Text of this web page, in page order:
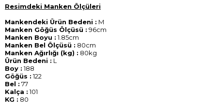
Resimdeki Manken Ölçüleri
Mankendeki Ürün Bedeni : M
Manken Göğüs Ölçüsü : 96cm
Manken Boyu :1.85cm
Manken Bel Ölçüsü : 80cm
Manken Ağırlığı (kg) : 80kg
Ürün Bedeni : L
Boy :188
Göğüs :122
Bel : 77
Kalça :101
KG : 80